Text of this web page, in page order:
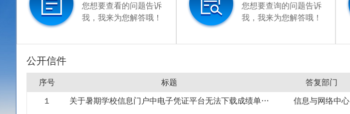
您想要查看的问题告诉
我，我来为您解答哦！
您想要查询的问题告诉
我，我来为您解答哦！
公开信件
序号 标题 答复部门
1
关于暑期学校信息门户中电子凭证平台无法下载成绩单及排名的问题反馈 信息与网络中心